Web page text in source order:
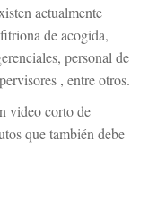
actualmente
de acogida,
personal de
, entre otros.
video corto de
que también debe